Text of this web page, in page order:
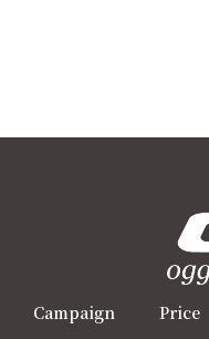
Campaign Price